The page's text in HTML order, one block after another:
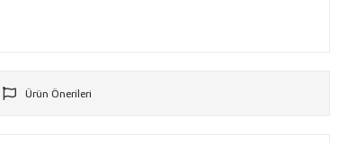
Ürün Önerileri